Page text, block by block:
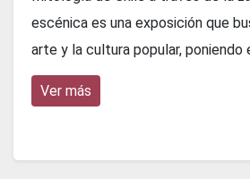
escénica es una exposición que
arte y la cultura popular, poniendo
Ver más